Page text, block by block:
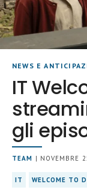
NEWS E
IT
gli
TEAM | NOVEMBRE
IT WELCOME TO